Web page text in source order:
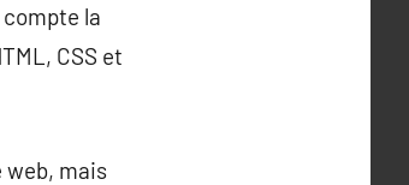
la
CSS et
web, mais